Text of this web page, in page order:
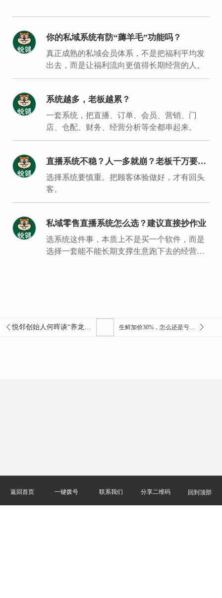
你的私域系统有防“薅羊毛”功能吗？
真正成熟的私域会员体系，不是把福利平均发
出去，而是让福利流向更值得长期经营的人。
系统越多，老板越累？
一套系统，把直播、订单、会员、营销、门
店、仓配、财务、经营分析等全都串起来。
直播系统不稳？人一多就崩？老板千万要重
视
选择系统要慎重。把顾客体验做好，才有回头
客。
私域零售直播系统怎么选？建议直接抄作业
选系统这件事，本质上不是买一个软件，而是
选择一套能不能长期支撑生意跑下去的经营底
返回首页 一键拨号 联系我们 分享二维码 回到顶部